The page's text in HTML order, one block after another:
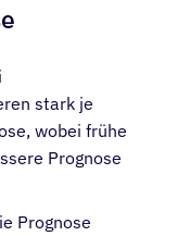
stark je
wobei frühe
Prognose
Prognose